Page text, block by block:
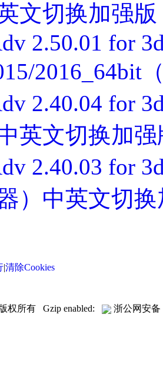
文切换加强版
2.50.01 for
2016_64bit
2.40.04 for
英文切换加强
2.40.03 for
）中英文切
|清除Cookies
权所有 Gzip enabled: 浙公网安